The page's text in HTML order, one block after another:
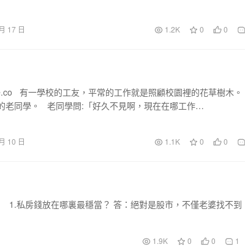
17 日 1.2K 0 0
有一學校的工友，平常的工作就是照顧校園裡的花草樹木。
老同學。 老同學問:「好久不見啊，現在在哪工作…
10 日 1.1K 0 0
私房錢放在哪裏最穩當？ 答：絕對是股市，不僅老婆找不到
1.9K 0 0 1